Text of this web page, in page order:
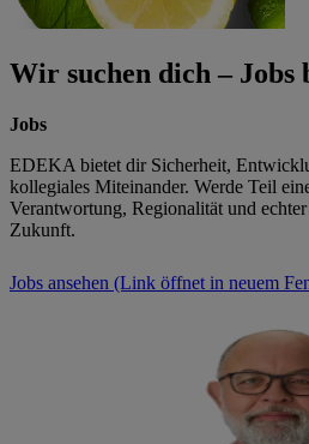
Wir suchen dich – Jobs
Jobs
EDEKA bietet dir Sicherheit,
kollegiales Miteinander. Werde Teil
Verantwortung, Regionalität und
Zukunft.
Jobs ansehen (Link öffnet in neuem